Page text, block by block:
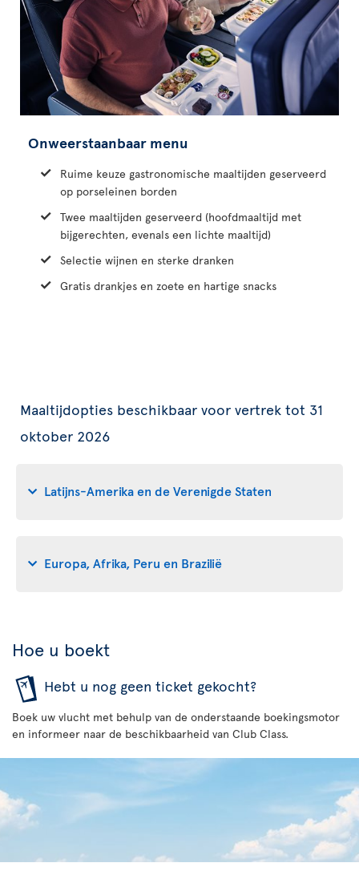
Onweerstaanbaar menu
Ruime keuze gastronomische maaltijden geserveerd
op porseleinen borden
Twee maaltijden geserveerd (hoofdmaaltijd met
bijgerechten, evenals een lichte maaltijd)
Selectie wijnen en sterke dranken
Gratis drankjes en zoete en hartige snacks
Maaltijdopties beschikbaar voor vertrek tot 31
oktober 2026
Latijns-Amerika en de Verenigde Staten
Europa, Afrika, Peru en Brazilië
Hoe u boekt
Hebt u nog geen ticket gekocht?
Boek uw vlucht met behulp van de onderstaande boekingsmotor
en informeer naar de beschikbaarheid van Club Class.